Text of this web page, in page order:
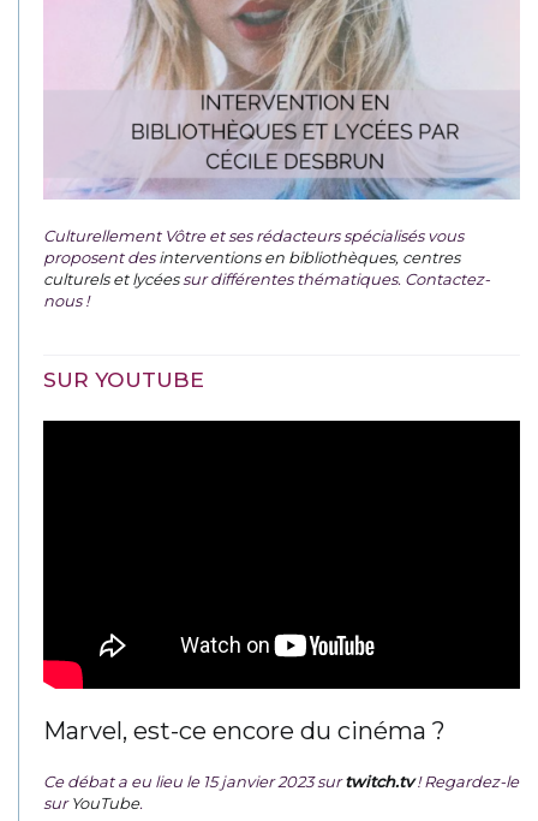
Culturellement Vôtre et ses rédacteurs spécialisés vous
proposent desinterventions en bibliothèques, centres
culturels et lycéessur différentes thématiques. Contactez-
nous !
SUR YOUTUBE
Marvel, est-ce encore du cinéma ?
Ce débat a eu lieu le 15 janvier 2023 surtwitch.tv ! Regardez-le
surYouTube.